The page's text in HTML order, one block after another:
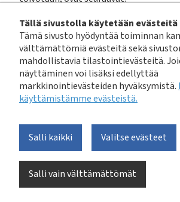
Tällä sivustolla käytetään evästeitä
Tämä sivusto hyödyntää toiminnan
välttämättömiä evästeitä sekä
mahdollistavia tilastointievästeitä.
näyttäminen voi lisäksi edellyttää
markkinointievästeiden hyväksymistä.
käyttämistämme evästeistä.​​​​​​
Salli kaikki
Salli vain välttämättömät
Valitse evästeet
Water safety planning for climate
Monitoring and control of drinking
supply systems
Risk based approaches in drinking
Emergency planning and
New and emerging risks
Water reclamation and reuse in the
Water safety in small systems
Water safety plan auditing and